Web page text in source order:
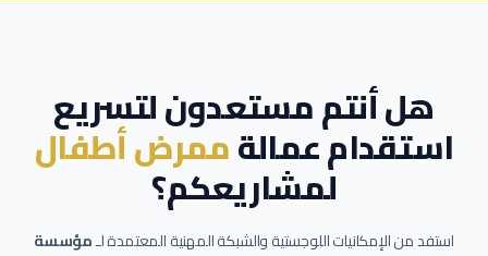
هل أنتم مستعدون لتسريع
استقدام عمالةممرض أطفال
لمشاريعكم؟
استفد من الإمكانيات اللوجستية والشبكة المهنية المعتمدة لـمؤسسة